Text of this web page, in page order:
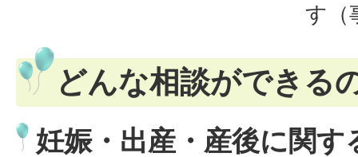
す（
どんな相談ができる
妊娠・出産・産後に関す